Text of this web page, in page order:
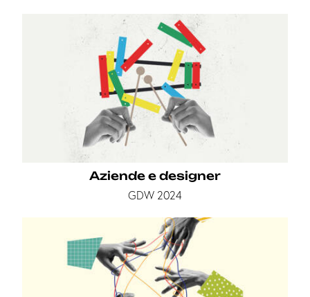
Aziende e designer
GDW 2024